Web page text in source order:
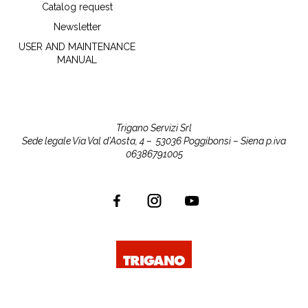
Catalog request
Newsletter
USER AND MAINTENANCE
MANUAL
Trigano Servizi Srl
Sede legale Via Val d’Aosta, 4 – 53036 Poggibonsi – Sienap.iva
06386791005